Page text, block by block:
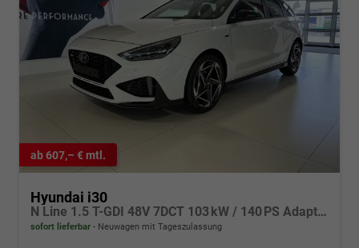
ab 607,– € mtl.
Hyundai i30
N Line 1.5 T-GDI 48V 7DCT 103 kW / 140 PS Adaptiver Tempomat, Toter-Winkel-Assistent, 2-Zonen Klimaautomatik, Lenkradheizung, Sitzheizung, Navigationssystem, Radio DAB, Apple CarPlay, Android Auto, Induktionsladen, 18" Leichtmetallfelgen, uvm.
sofort lieferbar Neuwagen mit Tageszulassung